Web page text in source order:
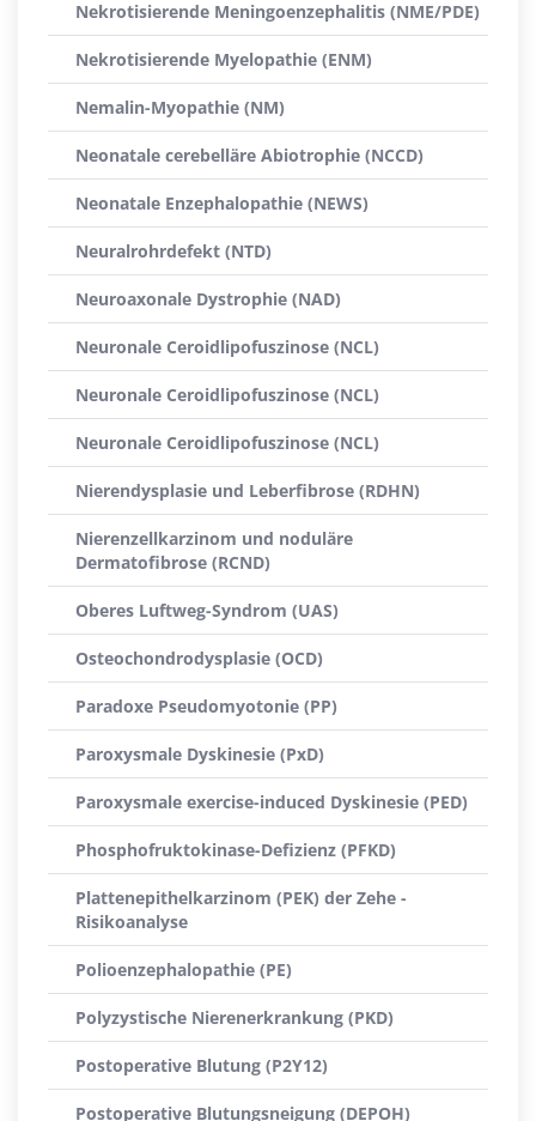
Nekrotisierende Meningoenzephalitis (NME/PDE)
Nekrotisierende Myelopathie (ENM)
Nemalin-Myopathie (NM)
Neonatale cerebelläre Abiotrophie (NCCD)
Neonatale Enzephalopathie (NEWS)
Neuralrohrdefekt (NTD)
Neuroaxonale Dystrophie (NAD)
Neuronale Ceroidlipofuszinose (NCL)
Neuronale Ceroidlipofuszinose (NCL)
Neuronale Ceroidlipofuszinose (NCL)
Nierendysplasie und Leberfibrose (RDHN)
Nierenzellkarzinom und noduläre
Dermatofibrose (RCND)
Oberes Luftweg-Syndrom (UAS)
Osteochondrodysplasie (OCD)
Paradoxe Pseudomyotonie (PP)
Paroxysmale Dyskinesie (PxD)
Paroxysmale exercise-induced Dyskinesie (PED)
Phosphofruktokinase-Defizienz (PFKD)
Plattenepithelkarzinom (PEK) der Zehe -
Risikoanalyse
Polioenzephalopathie (PE)
Polyzystische Nierenerkrankung (PKD)
Postoperative Blutung (P2Y12)
Postoperative Blutungsneigung (DEPOH)